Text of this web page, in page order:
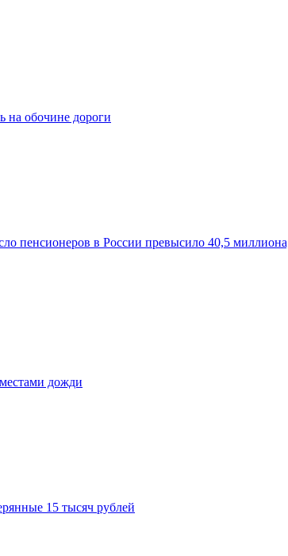
обочине дороги
пенсионеров в России превысило 40,5
дожди
15 тысяч рублей